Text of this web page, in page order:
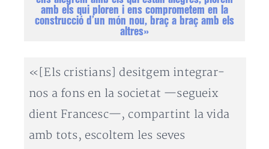
«[Els cristians] desitgem integrar-
nos a fons en la societat —segueix
dient Francesc—, compartint la vida
amb tots, escoltem les seves